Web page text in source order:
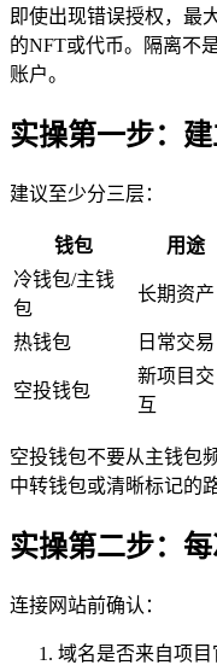
即使出现错误授权，最
的NFT或代币。隔离不
账户。
实操第一步：
建议至少分三层：
钱包 用途
冷钱包/主钱
包
长期资产
热钱包 日常交易
空投钱包
新项目交
互
空投钱包不要从主钱包
中转钱包或清晰标记的
实操第二步：
连接网站前确认：
域名是否来自项目